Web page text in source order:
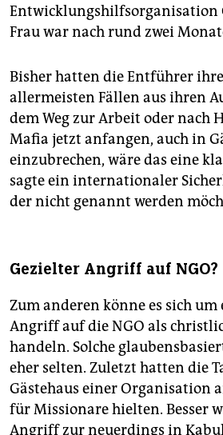
Entwicklungshilfsorganisation
Frau war nach rund zwei
Bisher hatten die Entführer
allermeisten Fällen aus ihren
dem Weg zur Arbeit oder nach
Mafia jetzt anfangen, auch in
einzubrechen, wäre das eine
sagte ein internationaler
der nicht genannt werden
Gezielter Angriff auf NGO?
Zum anderen könne es sich
Angriff auf die NGO als
handeln. Solche
eher selten. Zuletzt hatten die
Gästehaus einer Organisation
für Missionare hielten. Besser
Angriff zur neuerdings in